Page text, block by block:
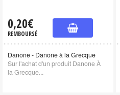
0,20€
REMBOURSÉ
Danone - Danone à la Grecque
Sur l'achat d'un produit Danone À
la Grecque...